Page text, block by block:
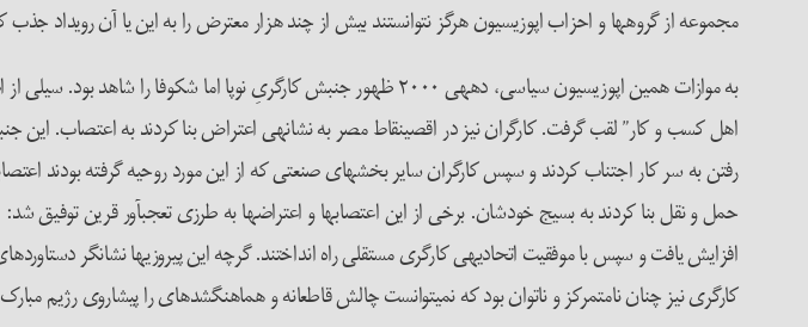
مجموعه از گروه­ها و احزاب اپوزیسیون هرگز نتوانستند بیش از چند هزار معترض را به این یا آن رویداد جذب
به موازات همین اپوزیسیون سیاسی، دهه­ی ۲۰۰۰ ظهور جنبش کارگریِ نوپا
اهل کسب و کار” لقب گرفت. کارگران نیز در اقصی­نقاط مصر به نشانه­ی اعتراض بنا کردند به اعتصاب.
رفتن به سر کار اجتناب کردند و سپس کارگران سایر بخش­های صنعتی که از این مورد روحیه گرفته بودند
حمل و نقل بنا کردند به بسیج خودشان. برخی از این اعتصاب­ها و اعتراض­ها به طرزی تعجب­آور قرین توفیق
افزایش یافت و سپس با موفقیت اتحادیه­ی کارگری مستقلی راه انداختند. گرچه این پیروزی­ها نشانگر
کارگری نیز چنان نامتمرکز و ناتوان بود که نمی­توانست چالش قاطعانه و هماهنگ­شده­ای را پیشاروی رژیم